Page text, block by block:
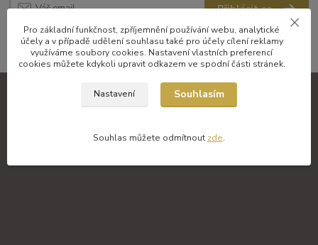
Přihlásit se
Souhlasím sezpracováním osobních údajůza účelem rozesílky newsletteru.
Pro základní funkčnost, zpříjemnění používání webu, analytické
účely a v případě udělení souhlasu také pro účely cílení reklamy
využíváme soubory cookies. Nastavení vlastních preferencí
cookies můžete kdykoli upravit odkazem ve spodní části stránek.
Nastavení Souhlasím
Souhlas můžete odmítnout zde.